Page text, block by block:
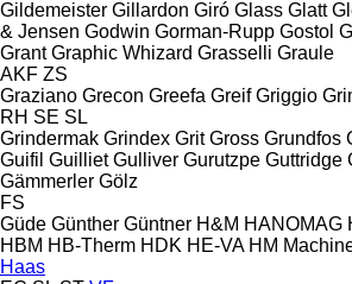
Gildemeister Gillardon Giró Glass Glatt
& Jensen Godwin Gorman-Rupp Gostol
Grant Graphic Whizard Grasselli Graule
AKF ZS
Graziano Grecon Greefa Greif Griggio
RH SE SL
Grindermak Grindex Grit Gross Grundfos
Guifil Guilliet Gulliver Gurutzpe Guttridge
Gämmerler Gölz
FS
Güde Günther Güntner H&M HANOMAG
HBM HB‑Therm HDK HE-VA HM
Haas